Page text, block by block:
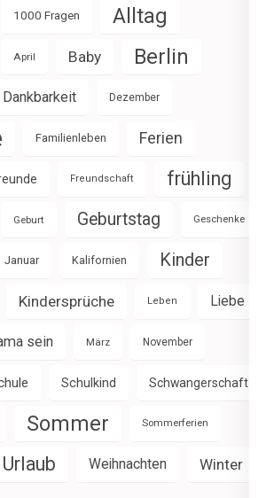
1000 Fragen Alltag
April Baby Berlin
Dankbarkeit Dezember
Familienleben Ferien
Freundschaft frühling
Geburt Geburtstag Geschenke
Januar Kalifornien Kinder
Kindersprüche Leben Liebe
sein März November
Schulkind Schwangerschaft
Sommer Sommerferien
Urlaub Weihnachten Winter